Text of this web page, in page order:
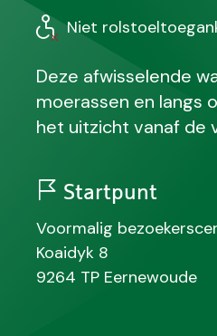
RegioNiet
Deze afwisselende
moerassen en langs
het uitzicht vanaf de
Startpunt
N
a
a
Voormalig
S
t
Koaidyk 8
P
9264 TP P
Eernewoude